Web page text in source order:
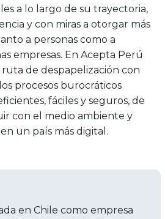
a lo largo de su trayectoria,
y con miras a otorgar más
a personas como a
empresas. En Acepta Perú
de despapelización con
procesos burocráticos
fáciles y seguros, de
con el medio ambiente y
un país más digital.
en Chile como empresa